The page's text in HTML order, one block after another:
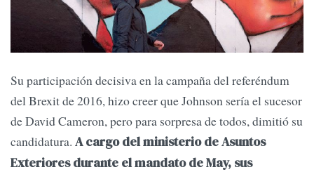
Su participación decisiva en la campaña del referéndum
del Brexit de 2016, hizo creer que Johnson sería el sucesor
de David Cameron, pero para sorpresa de todos, dimitió su
candidatura. A cargo del ministerio de Asuntos
Exteriores durante el mandato de May, sus